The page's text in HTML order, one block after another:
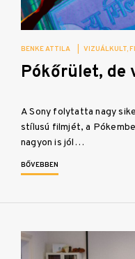
BENKE ATTILA VIZUÁLKULT
Pókőrület, de
A Sony folytatta nagy
stílusú filmjét, a
nagyon is jól…
BŐVEBBEN